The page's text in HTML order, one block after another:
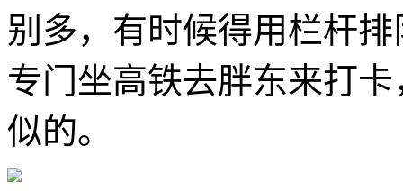
别多，有时候得用栏杆
专门坐高铁去胖东来打
似的。